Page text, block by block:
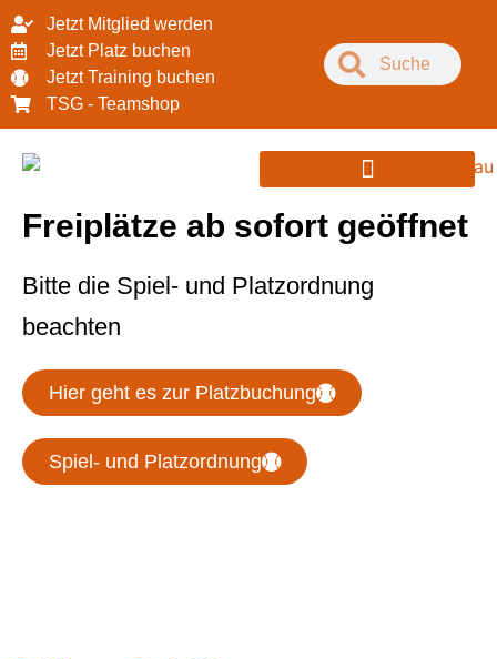
Jetzt Mitglied werden
Jetzt Platz buchen
Jetzt Training buchen
TSG - Teamshop
Freiplätze ab sofort geöffnet
Bitte die Spiel- und Platzordnung
beachten
Hier geht es zur Platzbuchung
Spiel- und Platzordnung